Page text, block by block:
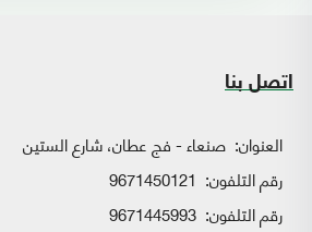
اتصل بنا
العنوان: صنعاء - فج عطان، شارع الستين
رقم التلفون: 9671450121
رقم التلفون: 9671445993